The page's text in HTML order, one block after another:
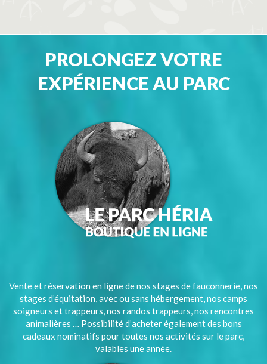
PROLONGEZ VOTRE
EXPÉRIENCE AU PARC
Vente et réservation en ligne de nos stages de fauconnerie, nos
stages d’équitation, avec ou sans hébergement, nos camps
soigneurs et trappeurs, nos randos trappeurs, nos rencontres
animalières … Possibilité d’acheter également des bons
cadeaux nominatifs pour toutes nos activités sur le parc,
valables une année.